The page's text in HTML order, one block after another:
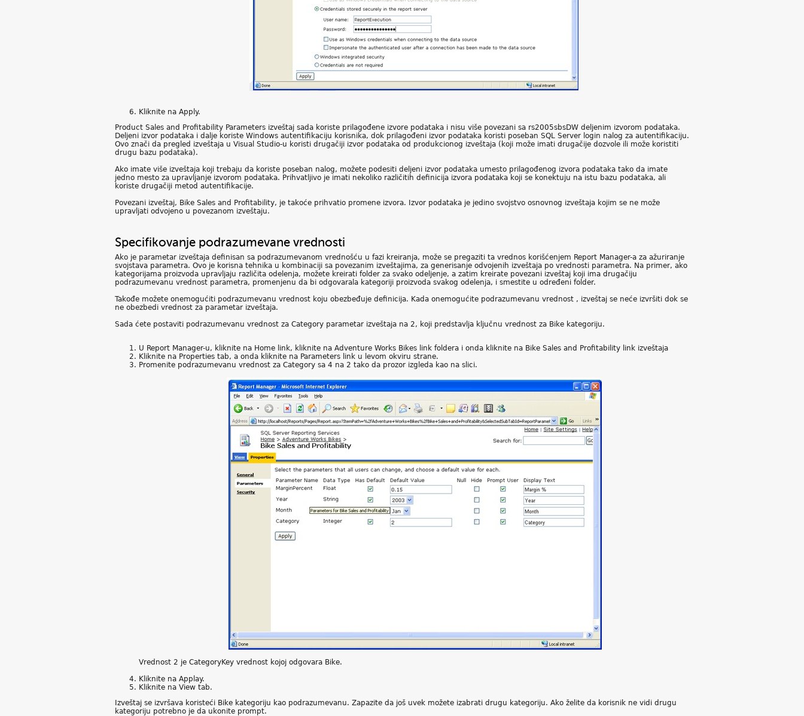
Kliknite na Apply.
Product Sales and Profitability Parameters izveštaj sada koriste prilagođene izvore podataka i nisu više povezani sa rs2005sbsDW deljenim izvorom podataka.
Deljeni izvor podataka i dalje koriste Windows autentifikaciju korisnika, dok prilagođeni izvor podataka koristi poseban SQL Server login nalog za autentifikaciju.
Ovo znači da pregled izveštaja u Visual Studio-u koristi drugačiji izvor podataka od produkcionog izveštaja (koji može imati drugačije dozvole ili može koristiti
drugu bazu podataka).
Ako imate više izveštaja koji trebaju da koriste poseban nalog, možete podesiti deljeni izvor podataka umesto prilagođenog izvora podataka tako da imate
jedno mesto za upravljanje izvorom podataka. Prihvatljivo je imati nekoliko različitih definicija izvora podataka koji se konektuju na istu bazu podataka, ali
koriste drugačiji metod autentifikacije.
Povezani izveštaj, Bike Sales and Profitability, je takoće prihvatio promene izvora. Izvor podataka je jedino svojstvo osnovnog izveštaja kojim se ne može
upravljati odvojeno u povezanom izveštaju.
Specifikovanje podrazumevane vrednosti
Ako je parametar izveštaja definisan sa podrazumevanom vrednošću u fazi kreiranja, može se pregaziti ta vrednos korišćenjem Report Manager-a za ažuriranje
svojstava parametra. Ovo je korisna tehnika u kombinaciji sa povezanim izveštajima, za generisanje odvojenih izveštaja po vrednosti parametra. Na primer, ako
kategorijama proizvoda upravljaju različita odelenja, možete kreirati folder za svako odeljenje, a zatim kreirate povezani izveštaj koji ima drugačiju
podrazumevanu vrednost parametra, promenjenu da bi odgovarala kategoriji proizvoda svakog odelenja, i smestite u određeni folder.
Takođe možete onemogućiti podrazumevanu vrednost koju obezbeđuje definicija. Kada onemogućite podrazumevanu vrednost , izveštaj se neće izvršiti dok se
ne obezbedi vrednost za parametar izveštaja.
Sada ćete postaviti podrazumevanu vrednost za Category parametar izveštaja na 2, koji predstavlja ključnu vrednost za Bike kategoriju.
U Report Manager-u, kliknite na Home link, kliknite na Adventure Works Bikes link foldera i onda kliknite na Bike Sales and Profitability link izveštaja
Kliknite na Properties tab, a onda kliknite na Parameters link u levom okviru strane.
Promenite podrazumevanu vrednost za Category sa 4 na 2 tako da prozor izgleda kao na slici.
Vrednost 2 je CategoryKey vrednost kojoj odgovara Bike.
Kliknite na Applay.
Kliknite na View tab.
Izveštaj se izvršava koristeći Bike kategoriju kao podrazumevanu. Zapazite da još uvek možete izabrati drugu kategoriju. Ako želite da korisnik ne vidi drugu
kategoriju potrebno je da ukonite prompt.